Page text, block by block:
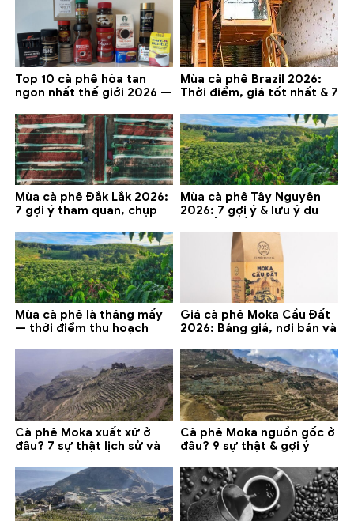
Top 10 cà phê hòa tan
ngon nhất thế giới 2026 —
Mùa cà phê Brazil 2026:
Thời điểm, giá tốt nhất & 7
Mùa cà phê Đắk Lắk 2026:
7 gợi ý tham quan, chụp
Mùa cà phê Tây Nguyên
2026: 7 gợi ý & lưu ý du
Mùa cà phê là tháng mấy
— thời điểm thu hoạch
Giá cà phê Moka Cầu Đất
2026: Bảng giá, nơi bán và
Cà phê Moka xuất xứ ở
đâu? 7 sự thật lịch sử và
Cà phê Moka nguồn gốc ở
đâu? 9 sự thật & gợi ý